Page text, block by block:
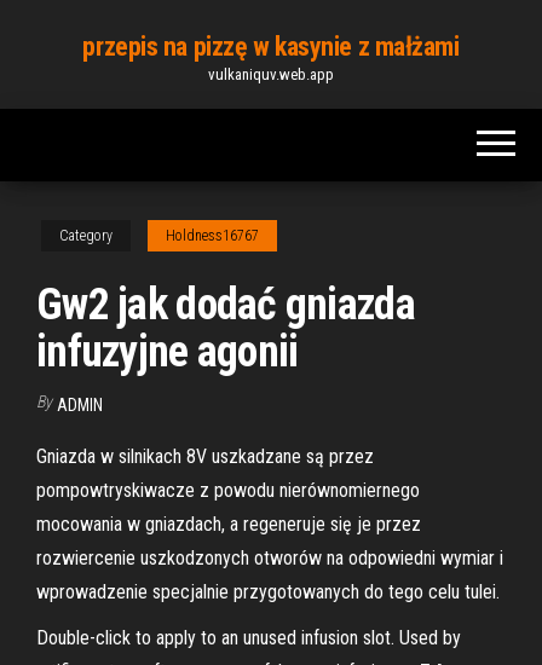
content
przepis na pizzę w kasynie z małżami
vulkaniquv.web.app
Category Holdness16767
Gw2 jak dodać gniazda
infuzyjne agonii
By ADMIN
Gniazda w silnikach 8V uszkadzane są przez
pompowtryskiwacze z powodu nierównomiernego
mocowania w gniazdach, a regeneruje się je przez
rozwiercenie uszkodzonych otworów na odpowiedni wymiar i
wprowadzenie specjalnie przygotowanych do tego celu tulei.
Double-click to apply to an unused infusion slot. Used by